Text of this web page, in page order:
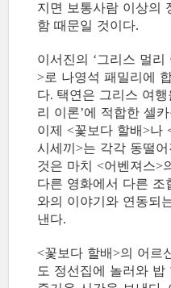
지면 보통사람 이상의
함 때문일 것이다.
이서진의 ‘그리스 멀리
>로 나영석 패밀리에
다. 택연은 그리스 여
리 이론’에 적합한 셀
이제 <꽃보다 할배>나
시세끼>는 각각 동떨
것은 마치 <어벤져스>
다른 영화에서 다른 조
와의 이야기와 연동되
낸다.
<꽃보다 할배>의 어르
도 정선집에 놀러와 밥